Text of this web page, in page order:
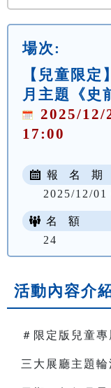
場次:
【兒童限
月主題《史
2025/12/
17:00
報 名 期
2025/12/
名 額
24
活動內容介
＃限定版兒童專
三大展廳主題輪